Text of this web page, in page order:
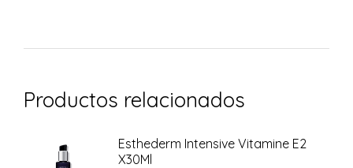
Productos relacionados
Esthederm Intensive Vitamine E2
X30Ml